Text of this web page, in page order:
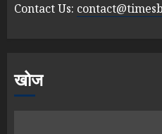
Contact Us:
खोज